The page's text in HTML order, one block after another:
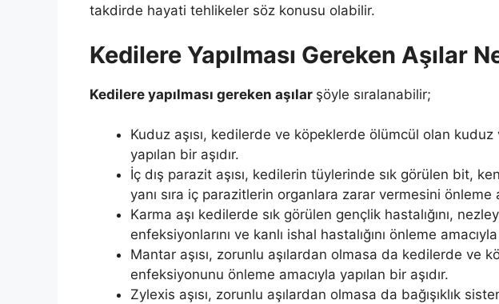
takdirde hayati tehlikeler söz konusu olabilir.
Kedilere Yapılması Gereken Aşılar
Kedilere yapılması gereken aşılar şöyle sıralanabilir;
Kuduz aşısı, kedilerde ve köpeklerde ölümcül olan kuduz
yapılan bir aşıdır.
İç dış parazit aşısı, kedilerin tüylerinde sık görülen bit,
yanı sıra iç parazitlerin organlara zarar vermesini önleme
Karma aşı kedilerde sık görülen gençlik hastalığını,
enfeksiyonlarını ve kanlı ishal hastalığını önleme
Mantar aşısı, zorunlu aşılardan olmasa da kedilerde ve
enfeksiyonunu önleme amacıyla yapılan bir aşıdır.
Zylexis aşısı, zorunlu aşılardan olmasa da bağışıklık